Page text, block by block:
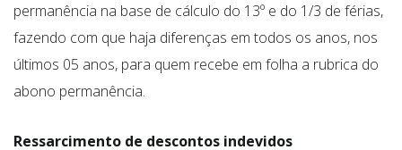
permanência na base de cálculo do 13º e do 1/3 de férias,
fazendo com que haja diferenças em todos os anos, nos
últimos 05 anos, para quem recebe em folha a rubrica do
abono permanência.
Ressarcimento de descontos indevidos